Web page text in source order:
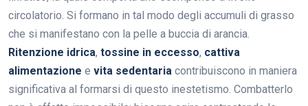
circolatorio. Si formano in tal modo degli accumuli di grasso
che si manifestano con la pelle a buccia di arancia.
Ritenzione idrica, tossine in eccesso, cattiva
alimentazione e vita sedentaria contribuiscono in maniera
significativa al formarsi di questo inestetismo. Combatterlo